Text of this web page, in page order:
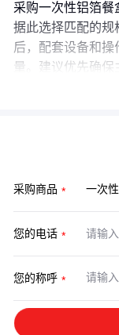
采购一次性铝箔
据此选择匹配的规
后，配套设备和操
量。建议优先确
采购商品
您的电话
您的称呼